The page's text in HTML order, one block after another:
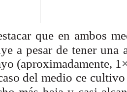
que en ambos
a pesar de tener una
(aproximadamente,
del medio ce